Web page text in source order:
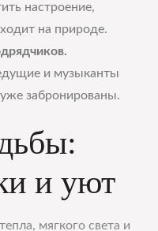
настроение,
на природе.
и музыканты
забронированы.
и уют
мягкого света и